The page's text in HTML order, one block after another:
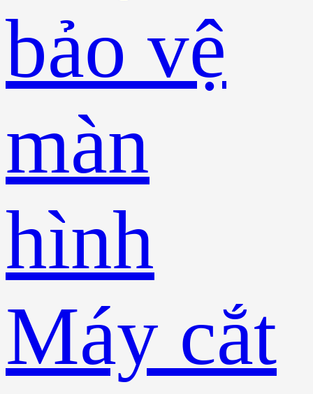
bảo vệ
màn
hình
Máy cắt